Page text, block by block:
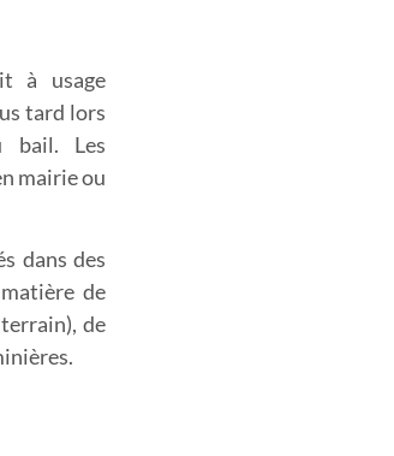
à usage
tard lors
bail. Les
mairie ou
dans des
de
de